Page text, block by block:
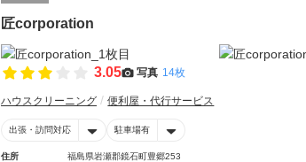
匠corporation
3.05 写真 14枚
ハウスクリーニング 便利屋・代行サービス
出張・訪問対応 駐車場有
住所
福島県岩瀬郡鏡石町豊郷253